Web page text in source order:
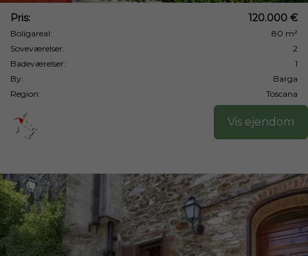
Pris: 120.000 €
Boligareal:
80 m²
Soveværelser:
2
Badeværelser:
1
By:
Barga
Region:
Toscana
Vis ejendom